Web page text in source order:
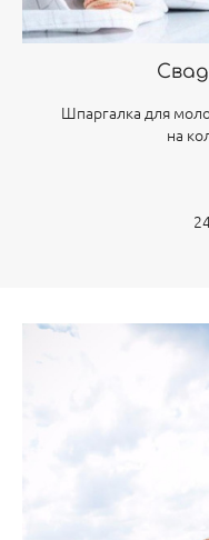
Шпаргалка для
на